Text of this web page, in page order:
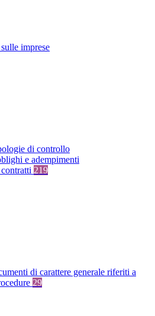
imprese
di controllo
e adempimenti
219
di carattere generale riferiti a
29